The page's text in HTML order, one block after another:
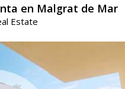
en Malgrat de Mar
Estate